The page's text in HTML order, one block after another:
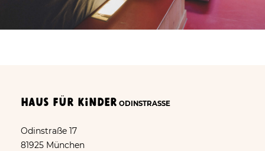
Haus für Kinder ODINSTRASSE
Odinstraße 17
81925 München